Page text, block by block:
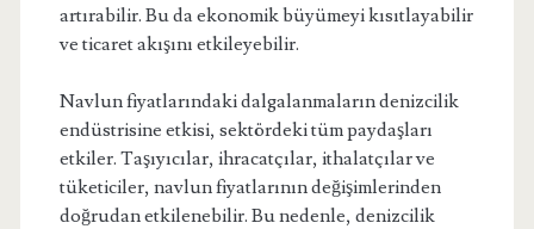
artırabilir. Bu da ekonomik büyümeyi kısıtlayabilir
ve ticaret akışını etkileyebilir.
Navlun fiyatlarındaki dalgalanmaların denizcilik
endüstrisine etkisi, sektördeki tüm paydaşları
etkiler. Taşıyıcılar, ihracatçılar, ithalatçılar ve
tüketiciler, navlun fiyatlarının değişimlerinden
doğrudan etkilenebilir. Bu nedenle, denizcilik